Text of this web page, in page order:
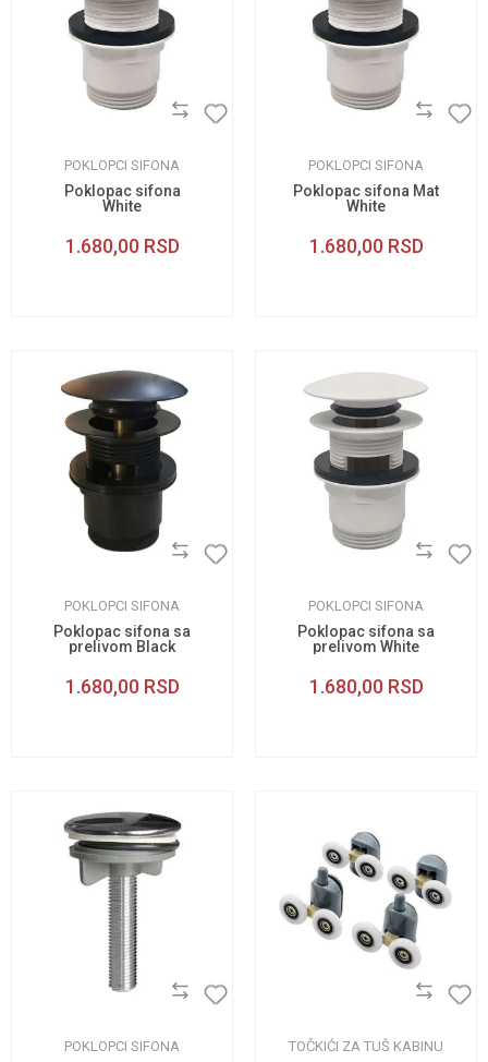
POKLOPCI SIFONA
Poklopac sifona
White
1.680,00 RSD
POKLOPCI SIFONA
Poklopac sifona Mat
White
1.680,00 RSD
POKLOPCI SIFONA
Poklopac sifona sa
prelivom Black
1.680,00 RSD
POKLOPCI SIFONA
Poklopac sifona sa
prelivom White
1.680,00 RSD
POKLOPCI SIFONA TOČKIĆI ZA TUŠ KABINU